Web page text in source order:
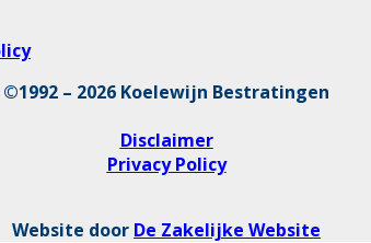
©1992 – 2026 Koelewijn Bestratingen
Disclaimer
Privacy Policy
Website door De Zakelijke Website